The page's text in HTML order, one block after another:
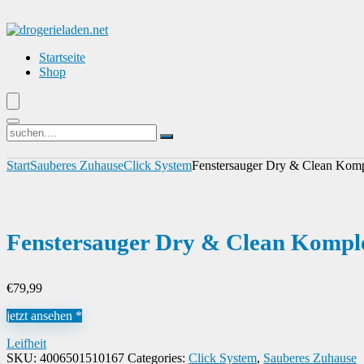
Startseite
Shop
StartSauberes ZuhauseClick SystemFenstersauger Dry & Clean
Fenstersauger Dry & Clean
€79,99
jetzt ansehen *
Leifheit
SKU: 4006501510167 Categories: Click System, Sauberes Zuhause